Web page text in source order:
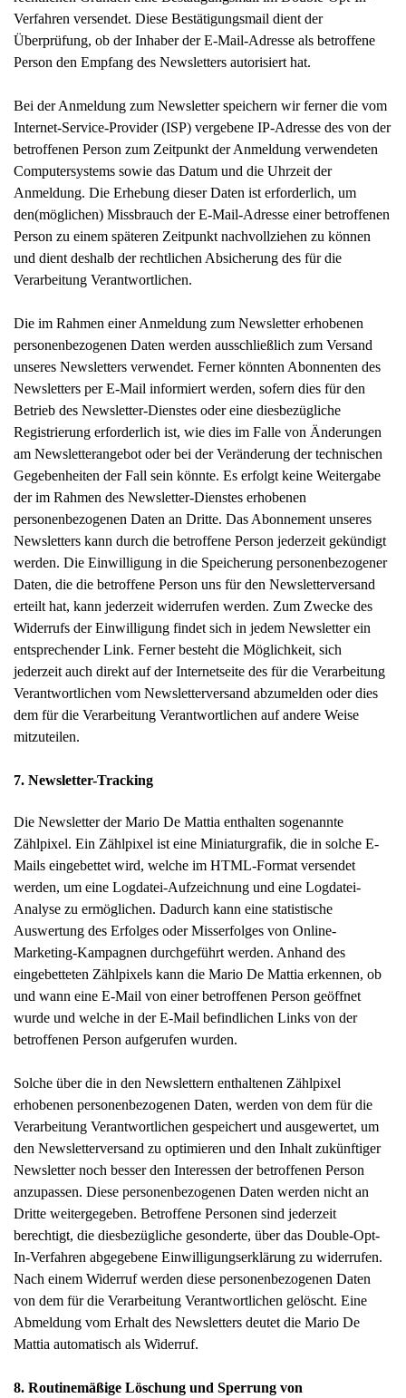
Verfahren versendet. Diese Bestätigungsmail dient der
Überprüfung, ob der Inhaber der E-Mail-Adresse als betroffene
Person den Empfang des Newsletters autorisiert hat.
Bei der Anmeldung zum Newsletter speichern wir ferner die vom
Internet-Service-Provider (ISP) vergebene IP-Adresse des von der
betroffenen Person zum Zeitpunkt der Anmeldung verwendeten
Computersystems sowie das Datum und die Uhrzeit der
Anmeldung. Die Erhebung dieser Daten ist erforderlich, um
den(möglichen) Missbrauch der E-Mail-Adresse einer betroffenen
Person zu einem späteren Zeitpunkt nachvollziehen zu können
und dient deshalb der rechtlichen Absicherung des für die
Verarbeitung Verantwortlichen.
Die im Rahmen einer Anmeldung zum Newsletter erhobenen
personenbezogenen Daten werden ausschließlich zum Versand
unseres Newsletters verwendet. Ferner könnten Abonnenten des
Newsletters per E-Mail informiert werden, sofern dies für den
Betrieb des Newsletter-Dienstes oder eine diesbezügliche
Registrierung erforderlich ist, wie dies im Falle von Änderungen
am Newsletterangebot oder bei der Veränderung der technischen
Gegebenheiten der Fall sein könnte. Es erfolgt keine Weitergabe
der im Rahmen des Newsletter-Dienstes erhobenen
personenbezogenen Daten an Dritte. Das Abonnement unseres
Newsletters kann durch die betroffene Person jederzeit gekündigt
werden. Die Einwilligung in die Speicherung personenbezogener
Daten, die die betroffene Person uns für den Newsletterversand
erteilt hat, kann jederzeit widerrufen werden. Zum Zwecke des
Widerrufs der Einwilligung findet sich in jedem Newsletter ein
entsprechender Link. Ferner besteht die Möglichkeit, sich
jederzeit auch direkt auf der Internetseite des für die Verarbeitung
Verantwortlichen vom Newsletterversand abzumelden oder dies
dem für die Verarbeitung Verantwortlichen auf andere Weise
mitzuteilen.
7. Newsletter-Tracking
Die Newsletter der Mario De Mattia enthalten sogenannte
Zählpixel. Ein Zählpixel ist eine Miniaturgrafik, die in solche E-
Mails eingebettet wird, welche im HTML-Format versendet
werden, um eine Logdatei-Aufzeichnung und eine Logdatei-
Analyse zu ermöglichen. Dadurch kann eine statistische
Auswertung des Erfolges oder Misserfolges von Online-
Marketing-Kampagnen durchgeführt werden. Anhand des
eingebetteten Zählpixels kann die Mario De Mattia erkennen, ob
und wann eine E-Mail von einer betroffenen Person geöffnet
wurde und welche in der E-Mail befindlichen Links von der
betroffenen Person aufgerufen wurden.
Solche über die in den Newslettern enthaltenen Zählpixel
erhobenen personenbezogenen Daten, werden von dem für die
Verarbeitung Verantwortlichen gespeichert und ausgewertet, um
den Newsletterversand zu optimieren und den Inhalt zukünftiger
Newsletter noch besser den Interessen der betroffenen Person
anzupassen. Diese personenbezogenen Daten werden nicht an
Dritte weitergegeben. Betroffene Personen sind jederzeit
berechtigt, die diesbezügliche gesonderte, über das Double-Opt-
In-Verfahren abgegebene Einwilligungserklärung zu widerrufen.
Nach einem Widerruf werden diese personenbezogenen Daten
von dem für die Verarbeitung Verantwortlichen gelöscht. Eine
Abmeldung vom Erhalt des Newsletters deutet die Mario De
Mattia automatisch als Widerruf.
8. Routinemäßige Löschung und Sperrung von